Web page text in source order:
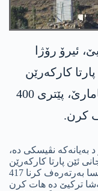
ئیرۆ رۆژا
كاركه‌رێن
كوردستانێ راگهاند و ل گۆر وی ئامارێ، پێتری 400
كرن.
د به‌یانه‌كه‌ نڤیسكی ده‌،
جانی ئێن پارتا كاركه‌رێن
كوردستانێ ئه‌شكه‌ر كر و تێده‌ به‌هسا به‌رته‌ره‌ف كرنا 417